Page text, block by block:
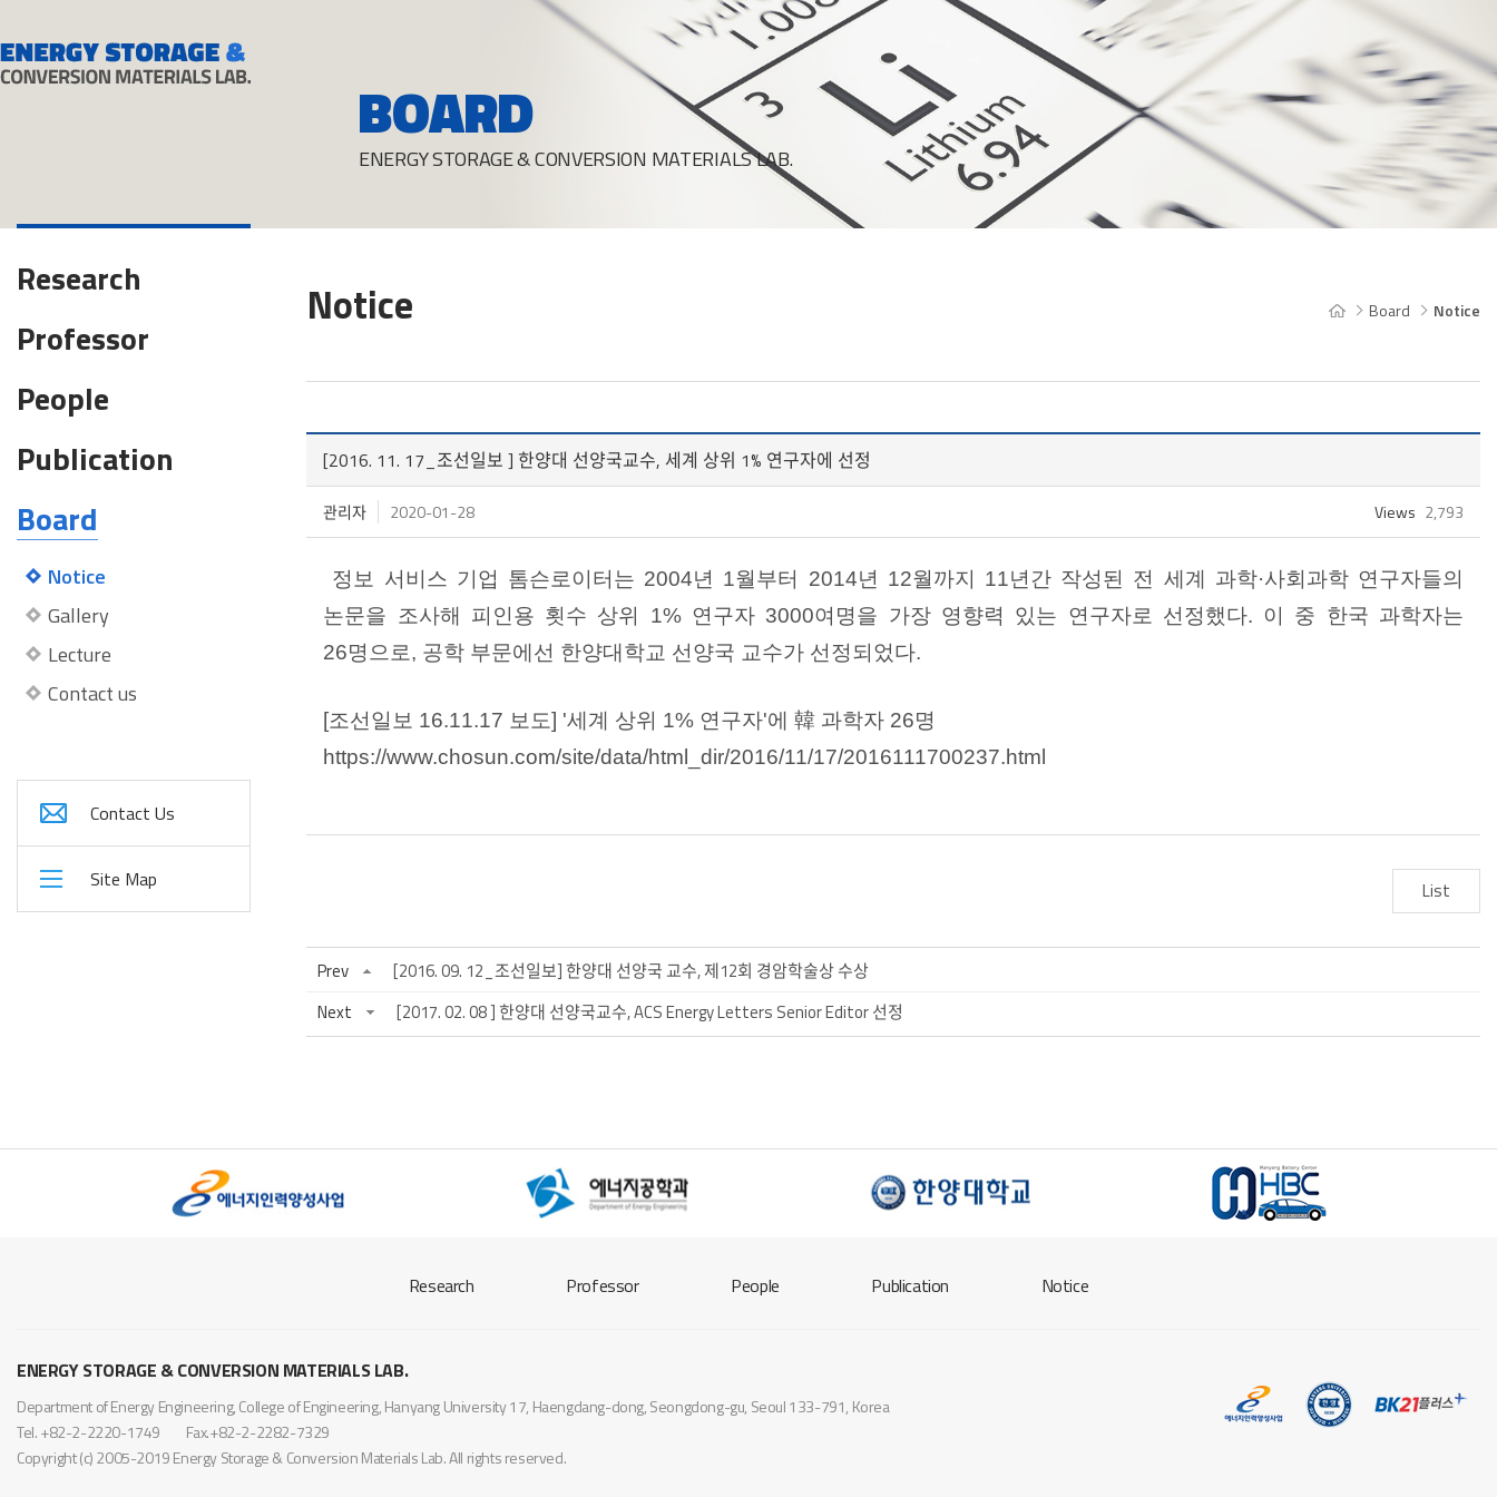
BOARD
ENERGY STORAGE & CONVERSION MATERIALS LAB.
Research
Professor
People
Publication
Board
Notice
Gallery
Lecture
Contact us
Contact Us
Site Map
Notice Board Notice
[2016. 11. 17_조선일보 ] 한양대 선양국교수, 세계 상위 1% 연구자에 선정
관리자 2020-01-28 Views 2,793
정보 서비스 기업 톰슨로이터는 2004년 1월부터 2014년 12월까지 11년간 작성된 전 세계 과학·사회과학 연구자들의
논문을 조사해 피인용 횟수 상위 1% 연구자 3000여명을 가장 영향력 있는 연구자로 선정했다. 이 중 한국 과학자는
26명으로, 공학 부문에선 한양대학교 선양국 교수가 선정되었다.
[조선일보 16.11.17 보도] '세계 상위 1% 연구자'에 韓 과학자 26명
https://www.chosun.com/site/data/html_dir/2016/11/17/2016111700237.html
List
Prev
[2016. 09. 12_조선일보] 한양대 선양국 교수, 제12회 경암학술상 수상
Next
[2017. 02. 08 ] 한양대 선양국교수, ACS Energy Letters Senior Editor 선정
Research Professor People Publication Notice
ENERGY STORAGE & CONVERSION MATERIALS LAB.
Department of Energy Engineering, College of Engineering, Hanyang University 17, Haengdang-dong, Seongdong-gu, Seoul 133-791, Korea
Tel. +82-2-2220-1749
Fax.+82-2-2282-7329
Copyright (c) 2005-2019 Energy Storage & Conversion Materials Lab. All rights reserved.